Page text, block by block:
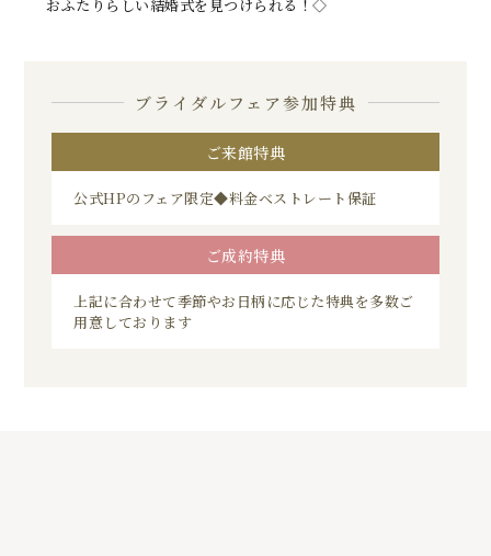
おふたりらしい結婚式を見つけられる！◇
ブライダルフェア参加特典
ご来館特典
公式HPのフェア限定◆料金ベストレート保証
ご成約特典
上記に合わせて季節やお日柄に応じた特典を多数ご
用意しております